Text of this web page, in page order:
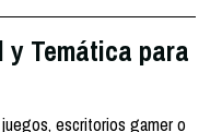
Temática para
escritorios gamer o